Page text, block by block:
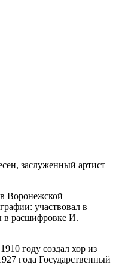
заслуженный артист
Воронежской
участвовал в
в расшифровке И.
году создал хор из
года Государственный